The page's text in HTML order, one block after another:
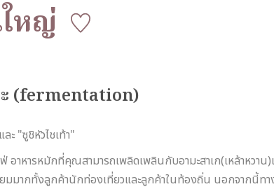
หญ่
(fermentation)
ะ "ซูชิหัวไชเท้า"
ารหมักที่คุณสามารถเพลิดเพลินกับอามะสาเก(เหล้าหวาน)
มมากทั้งลูกค้านักท่องเที่ยวและลูกค้าในท้องถิ่น นอกจากนี้